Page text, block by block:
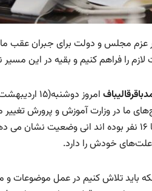
عزم مجلس و دولت برای جبران عقب
را فراهم کنیم و بقیه در این
امروز
سرپرستان این وزارتخانه، نزدیک به ۱۵ تا ۱۶ نفر
علت‌های خودش را دارد.
باید تلاش کنیم در عمل موضوعات